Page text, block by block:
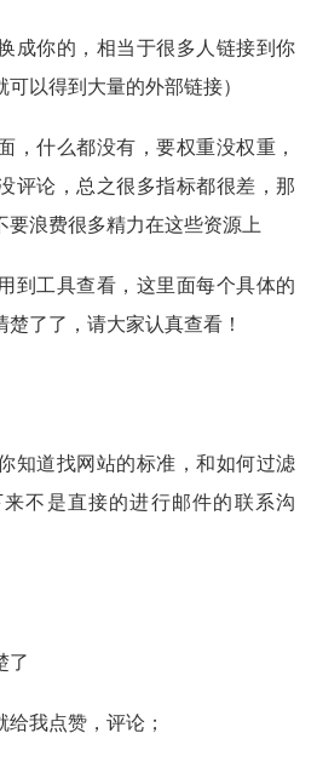
成你的，相当于很多人链接到你
以得到大量的外部链接）
，什么都没有，要权重没权重，
评论，总之很多指标都很差，那
要浪费很多精力在这些资源上
到工具查看，这里面每个具体的
了了，请大家认真查看！
知道找网站的标准，和如何过滤
不是直接的进行邮件的联系沟
了
我点赞，评论；